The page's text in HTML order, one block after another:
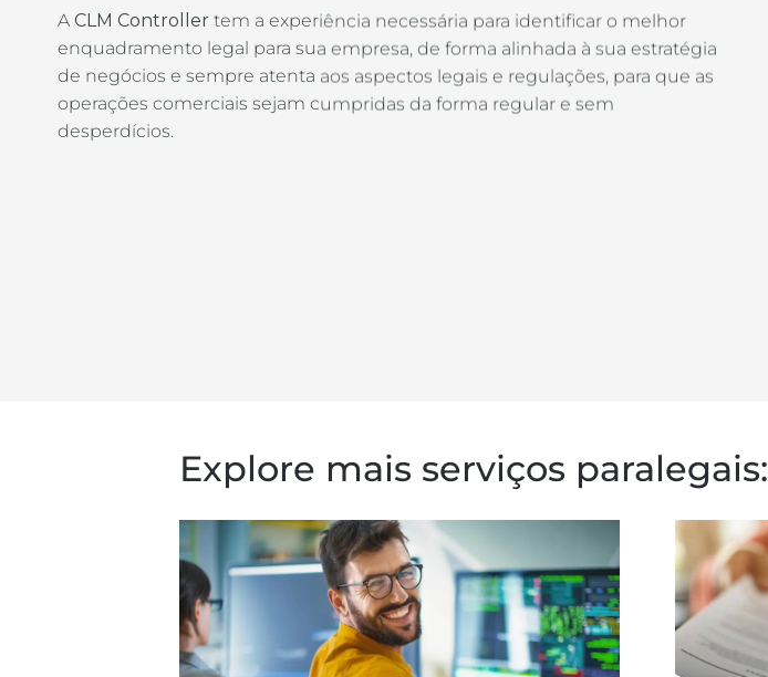
A CLM Controller tem a experiência necessária para identificar o melhor
enquadramento legal para sua empresa, de forma alinhada à sua estratégia
de negócios e sempre atenta aos aspectos legais e regulações, para que as
operações comerciais sejam cumpridas da forma regular e sem
desperdícios.
Explore mais serviços paralegais: